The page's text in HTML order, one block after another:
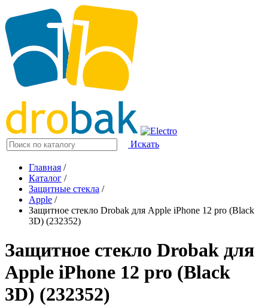
Искать
Главная /
Каталог /
Защитные стекла /
Apple /
Защитное стекло Drobak для Apple iPhone 12 pro (Black
3D) (232352)
Защитное стекло Drobak для
Apple iPhone 12 pro (Black
3D) (232352)